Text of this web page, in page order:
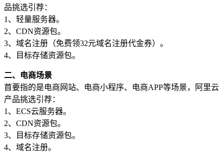
品挑选引荐：
1、轻量服务器。
2、CDN资源包。
3、域名注册（免费领32元域名注册代金券）。
4、目标存储资源包。
二、电商场景
首要指的是电商网站、电商小程序、电商APP等场景，阿里云
产品挑选引荐：
1、ECS云服务器。
2、CDN资源包。
3、目标存储资源包。
4、域名注册。